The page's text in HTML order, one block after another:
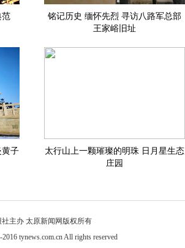
范
铭记历史 缅怀先烈 寻访八路军总部
王家峪旧址
黄子
太行山上一颗璀璨的明珠 日月星生态
庄园
主办 太原新闻网版权所有
tynews.com.cn All rights reserved